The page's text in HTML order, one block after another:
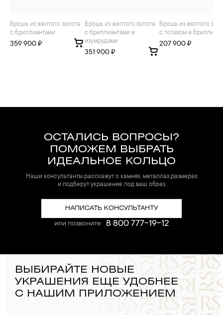
Брошь из желтого золота
с бриллиантами
359 900 ₽
Брошь из желтого золота
с бриллиантами и
изумрудами
351 900 ₽
Брошь из желтого золота
с топазом и
207 900 ₽
ОСТАЛИСЬ ВОПРОСЫ?
ПОМОЖЕМ ВЫБРАТЬ
ИДЕАЛЬНОЕ КОЛЬЦО
Наши консультанты расскажут о камнях, металлах,размерах
и подберут украшение под ваш образ
НАПИСАТЬ КОНСУЛЬТАНТУ
или позвоните 8 800 777-19-12
ВЫБИРАЙТЕ НОВЫЕ
УКРАШЕНИЯ ЕЩЕ УДОБНЕЕ
С НАШИМ ПРИЛОЖЕНИЕМ